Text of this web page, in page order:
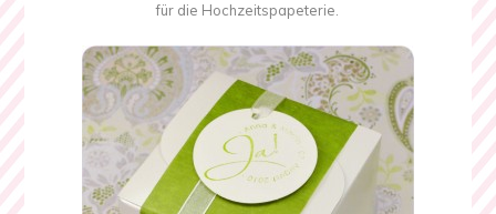
für die Hochzeitspapeterie.